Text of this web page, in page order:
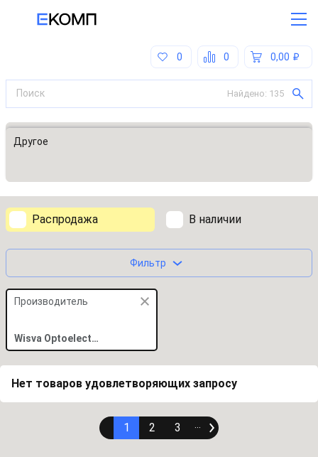
0,00
0
0
Найдено: 135
Все категории
Другое
Распродажа В наличии
Фильтр
Производитель
Wisva Optoelectronics
Нет товаров удовлетворяющих запросу
1 2 3 ∙∙∙